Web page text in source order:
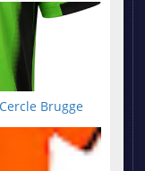
Brugge